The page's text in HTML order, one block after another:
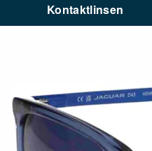
Kontaktlinsen